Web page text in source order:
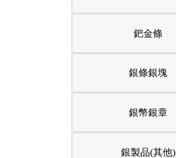
鈀金條
銀條銀塊
銀幣銀章
銀製品(其他)